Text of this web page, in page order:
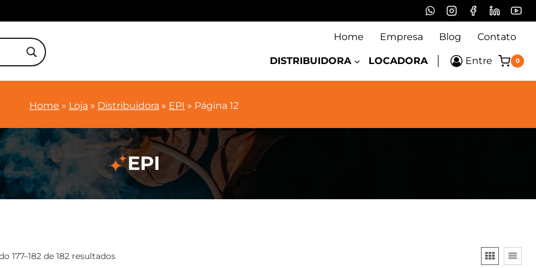
Home Empresa Blog Contato
DISTRIBUIDORA LOCADORA Entre 0
Home » Loja » Distribuidora » EPI » Página 12
EPI
177–182 de 182 resultados